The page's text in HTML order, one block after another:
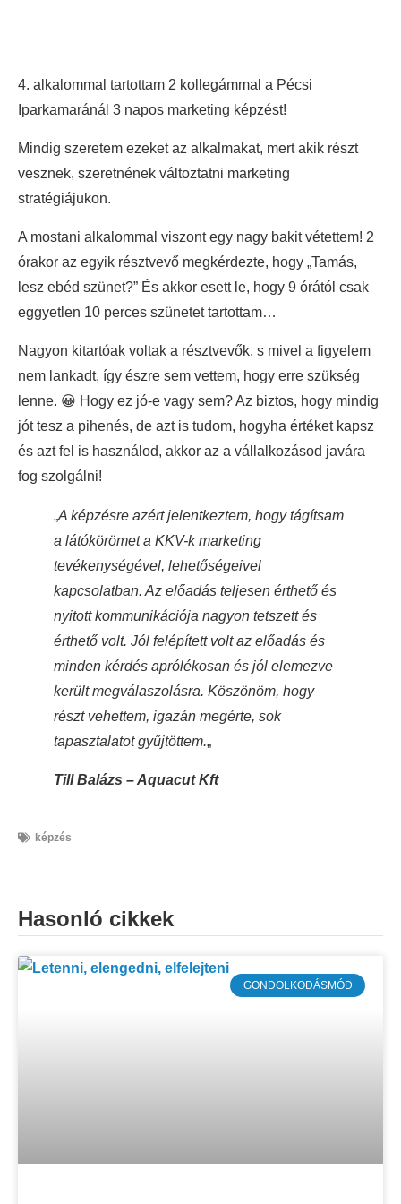
4. alkalommal tartottam 2 kollegámmal a Pécsi
Iparkamaránál 3 napos marketing képzést!
Mindig szeretem ezeket az alkalmakat, mert akik részt
vesznek, szeretnének változtatni marketing
stratégiájukon.
A mostani alkalommal viszont egy nagy bakit vétettem! 2
órakor az egyik résztvevő megkérdezte, hogy „Tamás,
lesz ebéd szünet?” És akkor esett le, hogy 9 órától csak
eggyetlen 10 perces szünetet tartottam…
Nagyon kitartóak voltak a résztvevők, s mivel a figyelem
nem lankadt, így észre sem vettem, hogy erre szükség
lenne. 😀 Hogy ez jó-e vagy sem? Az biztos, hogy mindig
jót tesz a pihenés, de azt is tudom, hogyha értéket kapsz
és azt fel is használod, akkor az a vállalkozásod javára
fog szolgálni!
„A képzésre azért jelentkeztem, hogy tágítsam
a látókörömet a KKV-k marketing
tevékenységével, lehetőségeivel
kapcsolatban. Az előadás teljesen érthető és
nyitott kommunikációja nagyon tetszett és
érthető volt. Jól felépített volt az előadás és
minden kérdés aprólékosan és jól elemezve
került megválaszolásra. Köszönöm, hogy
részt vehettem, igazán megérte, sok
tapasztalatot gyűjtöttem.„
Till Balázs – Aquacut Kft
képzés
Hasonló cikkek
GONDOLKODÁSMÓD